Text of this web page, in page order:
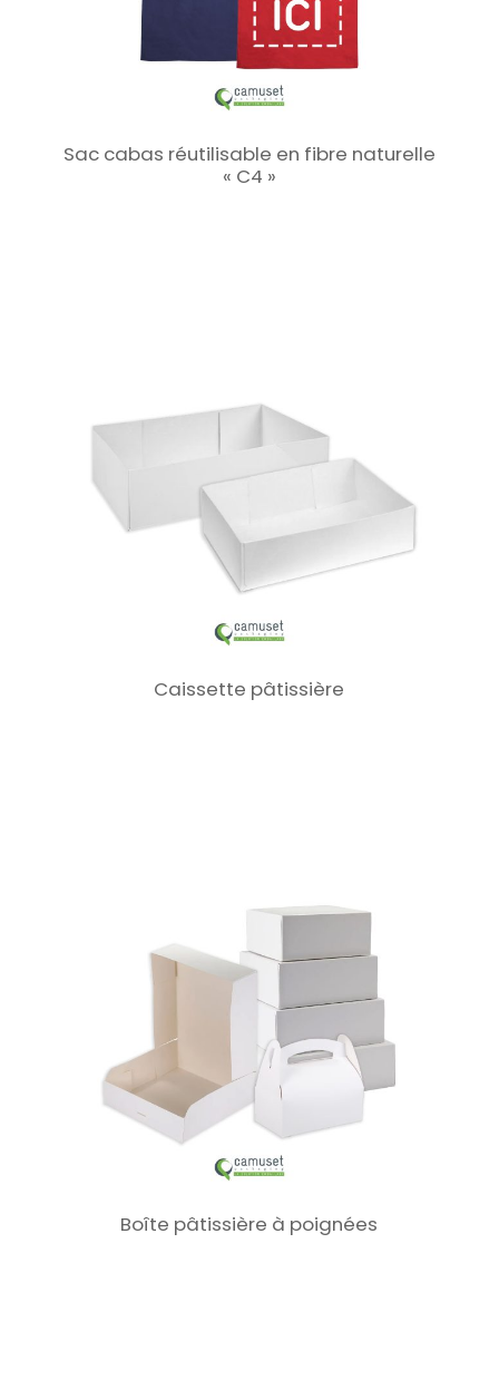
Sac cabas réutilisable en fibre naturelle
« C4 »
Caissette pâtissière
Boîte pâtissière à poignées